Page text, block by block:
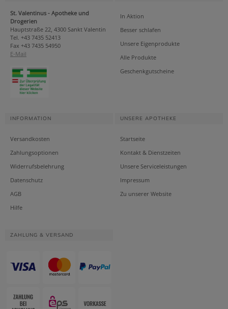
St. Valentinus - Apotheke und
Drogerien
Hauptstraße 22, 4300 Sankt Valentin
Tel. +43 7435 52413
Fax +43 7435 54950
E-Mail
In Aktion
Besser schlafen
Unsere Eigenprodukte
Alle Produkte
Geschenkgutscheine
INFORMATION
Versandkosten
Zahlungsoptionen
Widerrufsbelehrung
Datenschutz
AGB
Hilfe
UNSERE APOTHEKE
Startseite
Kontakt & Dienstzeiten
Unsere Serviceleistungen
Impressum
Zu unserer Website
ZAHLUNG & VERSAND